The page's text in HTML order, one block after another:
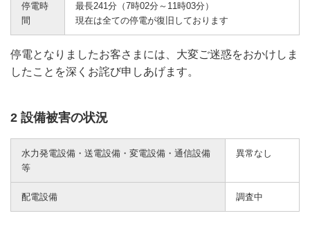
停電時
間
最長241分（7時02分～11時03分）
現在は全ての停電が復旧しております
停電となりましたお客さまには、大変ご迷惑をおかけしま
したことを深くお詫び申しあげます。
2 設備被害の状況
水力発電設備・送電設備・変電設備・通信設備
等
異常なし
配電設備 調査中